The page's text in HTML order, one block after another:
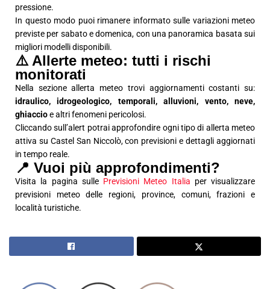
pressione.
In questo modo puoi rimanere informato sulle variazioni meteo
previste per sabato e domenica, con una panoramica basata sui
migliori modelli disponibili.
⚠️ Allerte meteo: tutti i rischi
monitorati
Nella sezione allerta meteo trovi aggiornamenti costanti su:
idraulico, idrogeologico, temporali, alluvioni, vento, neve,
ghiaccioe altri fenomeni pericolosi.
Cliccando sull’alert potrai approfondire ogni tipo di allerta meteo
attiva su Castel San Niccolò, con previsioni e dettagli aggiornati
in tempo reale.
📍 Vuoi più approfondimenti?
Visita la pagina sulle Previsioni Meteo Italia per visualizzare
previsioni meteo delle regioni, province, comuni, frazioni e
località turistiche.